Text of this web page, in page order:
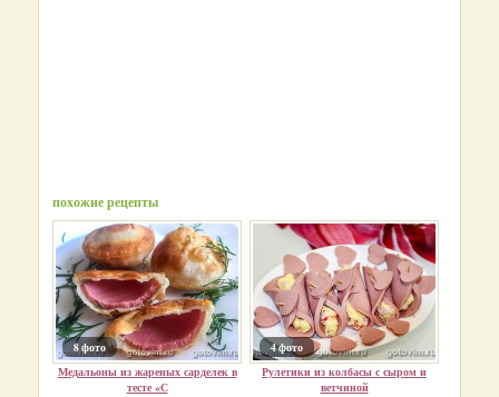
похожие рецепты
8 фото
Медальоны из жареных сарделек в
тесте «С
4 фото
Рулетики из колбасы с сыром и
ветчиной